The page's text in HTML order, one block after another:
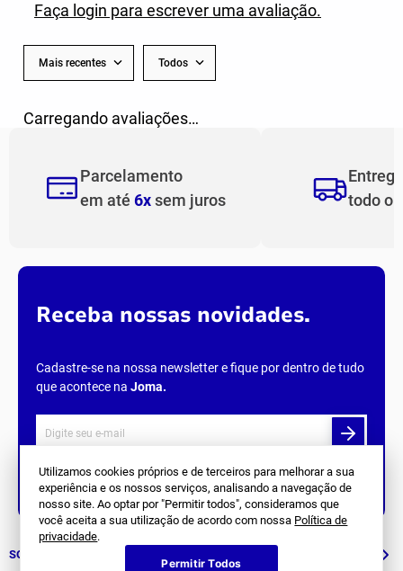
Utilizamos cookies próprios e de terceiros para melhorar a sua
experiência e os nossos serviços, analisando a navegação de
nosso site. Ao optar por "Permitir todos", consideramos que
você aceita a sua utilização de acordo com nossa Política de
privacidade.
Permitir Todos
Faça login para escrever uma avaliação.
Mais recentes Todos
Carregando avaliações…
Parcelamento
em até 6xsem juros
todo o
Receba nossas novidades.
Cadastre-se na nossa newsletter e fique por dentro de tudo
que acontece na Joma.
Siga Nos
SOBRE NÓS